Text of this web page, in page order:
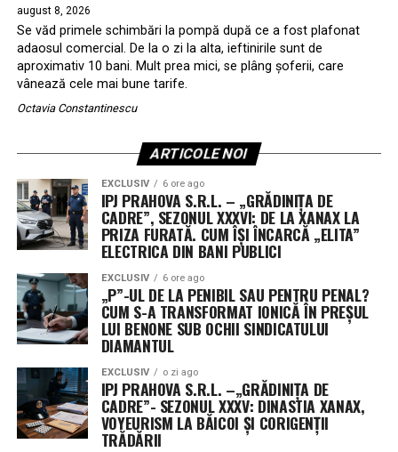
august 8, 2026
Se văd primele schimbări la pompă după ce a fost plafonat
adaosul comercial. De la o zi la alta, ieftinirile sunt de
aproximativ 10 bani. Mult prea mici, se plâng şoferii, care
vânează cele mai bune tarife.
Octavia Constantinescu
ARTICOLE NOI
EXCLUSIV 6 ore ago
IPJ PRAHOVA S.R.L. – „GRĂDINIȚA DE
CADRE”, SEZONUL XXXVI: DE LA XANAX LA
PRIZA FURATĂ. CUM ÎȘI ÎNCARCĂ „ELITA”
ELECTRICA DIN BANI PUBLICI
EXCLUSIV 6 ore ago
„P”-UL DE LA PENIBIL SAU PENTRU PENAL?
CUM S-A TRANSFORMAT IONICĂ ÎN PREȘUL
LUI BENONE SUB OCHII SINDICATULUI
DIAMANTUL
EXCLUSIV o zi ago
IPJ PRAHOVA S.R.L. –„GRĂDINIȚA DE
CADRE”- SEZONUL XXXV: DINASTIA XANAX,
VOYEURISM LA BĂICOI ȘI CORIGENȚII
TRĂDĂRII